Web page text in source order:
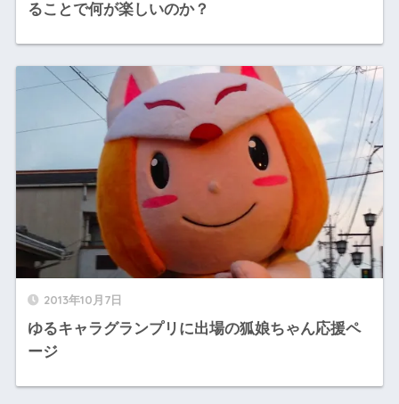
ることで何が楽しいのか？
2013年10月7日
ゆるキャラグランプリに出場の狐娘ちゃん応援ペ
ージ